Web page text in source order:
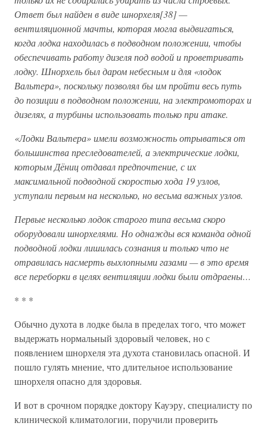
Ответ был найден в виде шнорхеля[38] —
вентиляционной мачты, которая могла выдвигаться,
когда лодка находилась в подводном положении, чтобы
обеспечивать работу дизеля под водой и проветривать
лодку. Шнорхель был даром небесным и для «лодок
Вальтера», поскольку позволял бы им пройти весь путь
до позиции в подводном положении, на электромоторах и
дизелях, а турбины использовать только при атаке.
«Лодки Вальтера» имели возможность отрываться от
большинства преследователей, а электрические лодки,
которым Дёниц отдавал предпочтение, с их
максимальной подводной скоростью хода 19 узлов,
уступали первым на несколько, но весьма важных узлов.
Первые несколько лодок старого типа весьма скоро
оборудовали шнорхелями. Но однажды вся команда одной
подводной лодки лишилась сознания и только что не
отравилась насмерть выхлопными газами — в это время
все переборки в целях вентиляции лодки были отдраены…
* * *
Обычно духота в лодке была в пределах того, что может
выдержать нормальный здоровый человек, но с
появлением шнорхеля эта духота становилась опасной. И
пошло гулять мнение, что длительное использование
шнорхеля опасно для здоровья.
И вот в срочном порядке доктору Кауэру, специалисту по
клинической климатологии, поручили проверить